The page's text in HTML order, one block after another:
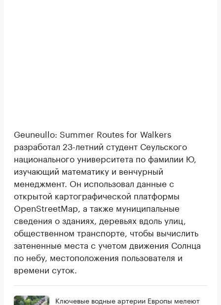
Geuneullo: Summer Routes for Walkers
разработал 23-летний студент Сеульского
национального университета по фамилии Ю,
изучающий математику и венчурный
менеджмент. Он использовал данные с
открытой картографической платформы
OpenStreetMap, а также муниципальные
сведения о зданиях, деревьях вдоль улиц,
общественном транспорте, чтобы вычислить
затененные места с учетом движения Солнца
по небу, местоположения пользователя и
времени суток.
Ключевые водные артерии Европы мелеют